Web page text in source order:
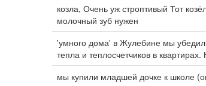
козла, Очень уж строптивый Тот
молочный зуб нужен
'умного дома' в Жулебине мы
тепла и теплосчетчиков в
мы купили младшей дочке к школе